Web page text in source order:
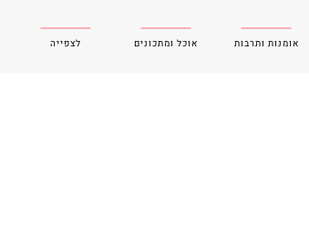
לצפייה אוכל ומתכונים אומנות ותרבות